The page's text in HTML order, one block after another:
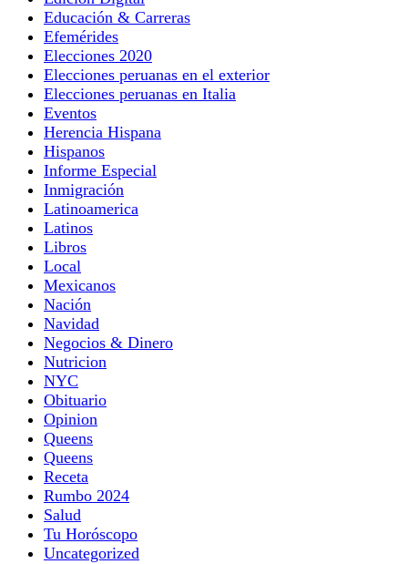
Educación & Carreras
Efemérides
Elecciones 2020
Elecciones peruanas en el exterior
Elecciones peruanas en Italia
Eventos
Herencia Hispana
Hispanos
Informe Especial
Inmigración
Latinoamerica
Latinos
Libros
Local
Mexicanos
Nación
Navidad
Negocios & Dinero
Nutricion
NYC
Obituario
Opinion
Queens
Queens
Receta
Rumbo 2024
Salud
Tu Horóscopo
Uncategorized